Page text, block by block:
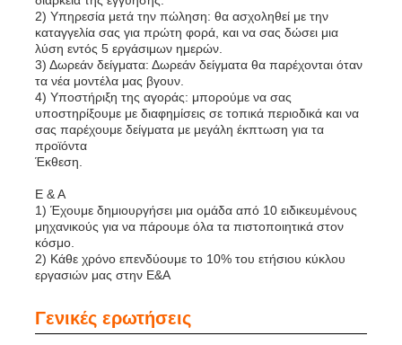
2) Υπηρεσία μετά την πώληση: θα ασχοληθεί με την
καταγγελία σας για πρώτη φορά, και να σας δώσει μια
λύση εντός 5 εργάσιμων ημερών.
3) Δωρεάν δείγματα: Δωρεάν δείγματα θα παρέχονται όταν
τα νέα μοντέλα μας βγουν.
4) Υποστήριξη της αγοράς: μπορούμε να σας
υποστηρίξουμε με διαφημίσεις σε τοπικά περιοδικά και να
σας παρέχουμε δείγματα με μεγάλη έκπτωση για τα
προϊόντα
Έκθεση.
Ε & Α
1) Έχουμε δημιουργήσει μια ομάδα από 10 ειδικευμένους
μηχανικούς για να πάρουμε όλα τα πιστοποιητικά στον
κόσμο.
2) Κάθε χρόνο επενδύουμε το 10% του ετήσιου κύκλου
εργασιών μας στην Ε&Α
Γενικές ερωτήσεις